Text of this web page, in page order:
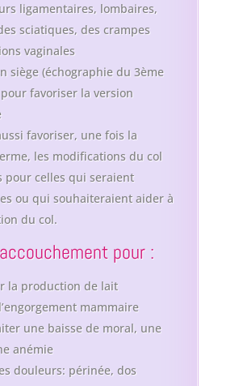
ligamentaires, lombaires,
sciatiques, des crampes
vaginales
siège (échographie du 3ème
favoriser la version
favoriser, une fois la
les modifications du col
pour celles qui seraient
ou qui souhaiteraient aider à
du col.
pour :
la production de lait
mammaire
une baisse de moral, une
anémie
douleurs: périnée, dos